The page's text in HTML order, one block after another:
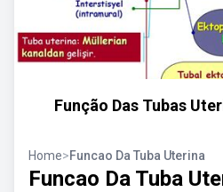
Função Das Tubas
Home>Funcao Da Tuba Uterina
Funcao Da Tuba